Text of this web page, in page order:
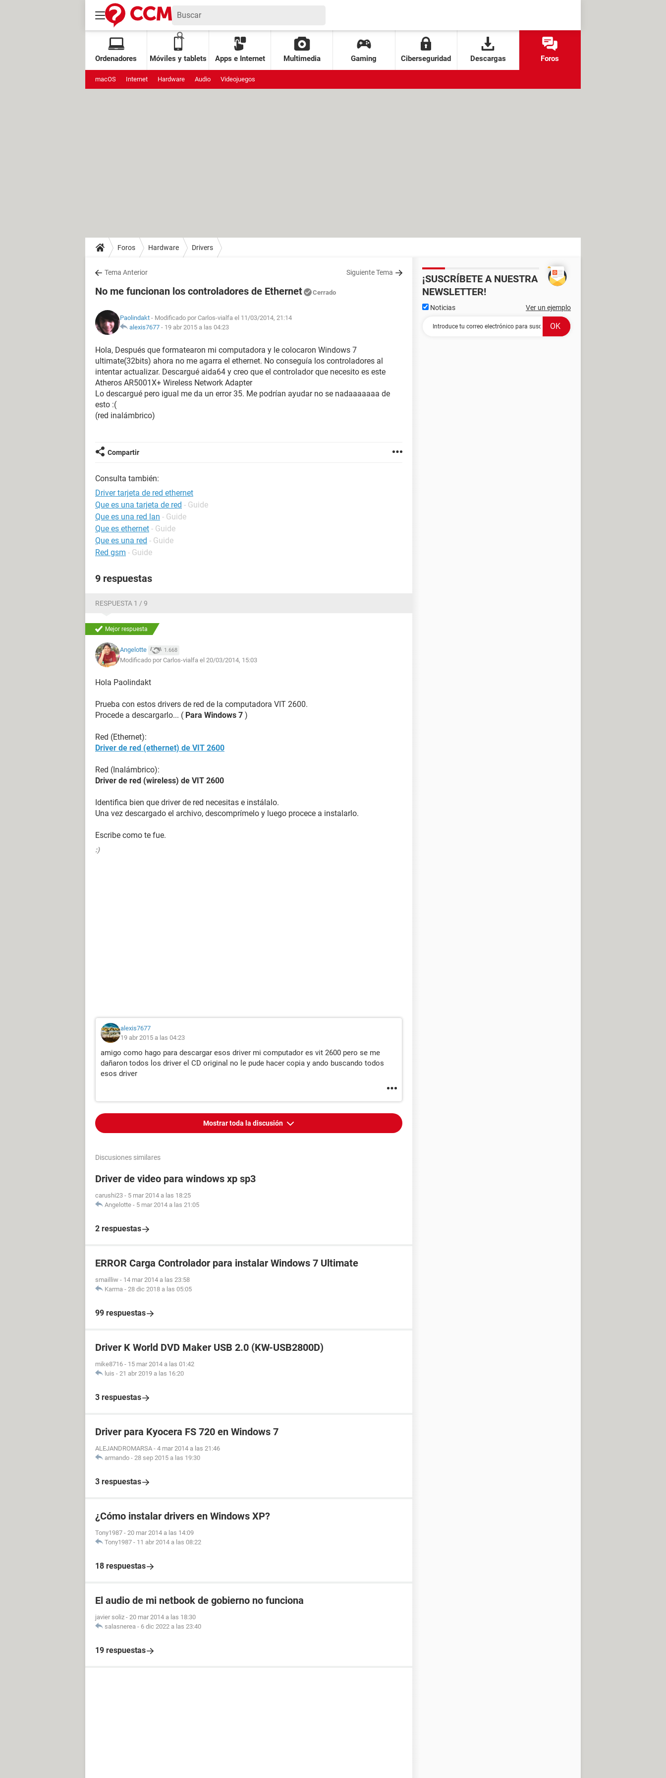
Ordenadores Móviles y tablets Apps e Internet Multimedia Gaming Ciberseguridad Descargas Foros
macOS Internet Hardware Audio Videojuegos
Foros Hardware Drivers
Tema Anterior Siguiente Tema
No me funcionan los controladores de Ethernet Cerrado
Paolindakt - Modificado por Carlos-vialfa el 11/03/2014, 21:14
alexis7677 - 19 abr 2015 a las 04:23
Hola, Después que formatearon mi computadora y le colocaron Windows 7
ultimate(32bits) ahora no me agarra el ethernet. No conseguía los controladores al
intentar actualizar. Descargué aida64 y creo que el controlador que necesito es este
Atheros AR5001X+ Wireless Network Adapter
Lo descargué pero igual me da un error 35. Me podrían ayudar no se nadaaaaaaa de
esto :(
(red inalámbrico)
Compartir
Consulta también:
Driver tarjeta de red ethernet
Que es una tarjeta de red - Guide
Que es una red lan - Guide
Que es ethernet - Guide
Que es una red - Guide
Red gsm - Guide
9 respuestas
RESPUESTA 1 / 9
Mejor respuesta
Angelotte 1.668
Modificado por Carlos-vialfa el 20/03/2014, 15:03
Hola Paolindakt
Prueba con estos drivers de red de la computadora VIT 2600.
Procede a descargarlo... ( Para Windows 7 )
Red (Ethernet):
Driver de red (ethernet) de VIT 2600
Red (Inalámbrico):
Driver de red (wireless) de VIT 2600
Identifica bien que driver de red necesitas e instálalo.
Una vez descargado el archivo, descomprímelo y luego procece a instalarlo.
Escribe como te fue.
:)
alexis7677
19 abr 2015 a las 04:23
amigo como hago para descargar esos driver mi computador es vit 2600 pero se me
dañaron todos los driver el CD original no le pude hacer copia y ando buscando todos
esos driver
Mostrar toda la discusión
Discusiones similares
Driver de video para windows xp sp3
carushi23 - 5 mar 2014 a las 18:25
Angelotte - 5 mar 2014 a las 21:05
2 respuestas
ERROR Carga Controlador para instalar Windows 7 Ultimate
smailliw - 14 mar 2014 a las 23:58
Karma - 28 dic 2018 a las 05:05
99 respuestas
Driver K World DVD Maker USB 2.0 (KW-USB2800D)
mike8716 - 15 mar 2014 a las 01:42
luis - 21 abr 2019 a las 16:20
3 respuestas
Driver para Kyocera FS 720 en Windows 7
ALEJANDROMARSA - 4 mar 2014 a las 21:46
armando - 28 sep 2015 a las 19:30
3 respuestas
¿Cómo instalar drivers en Windows XP?
Tony1987 - 20 mar 2014 a las 14:09
Tony1987 - 11 abr 2014 a las 08:22
18 respuestas
El audio de mi netbook de gobierno no funciona
javier soliz - 20 mar 2014 a las 18:30
salasnerea - 6 dic 2022 a las 23:40
19 respuestas
¡SUSCRÍBETE A NUESTRA
NEWSLETTER!
Noticias Ver un ejemplo